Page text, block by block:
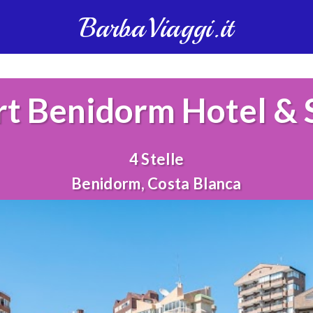
BarbaViaggi.it
Benidorm Hotel &
4 Stelle
Benidorm, Costa Blanca